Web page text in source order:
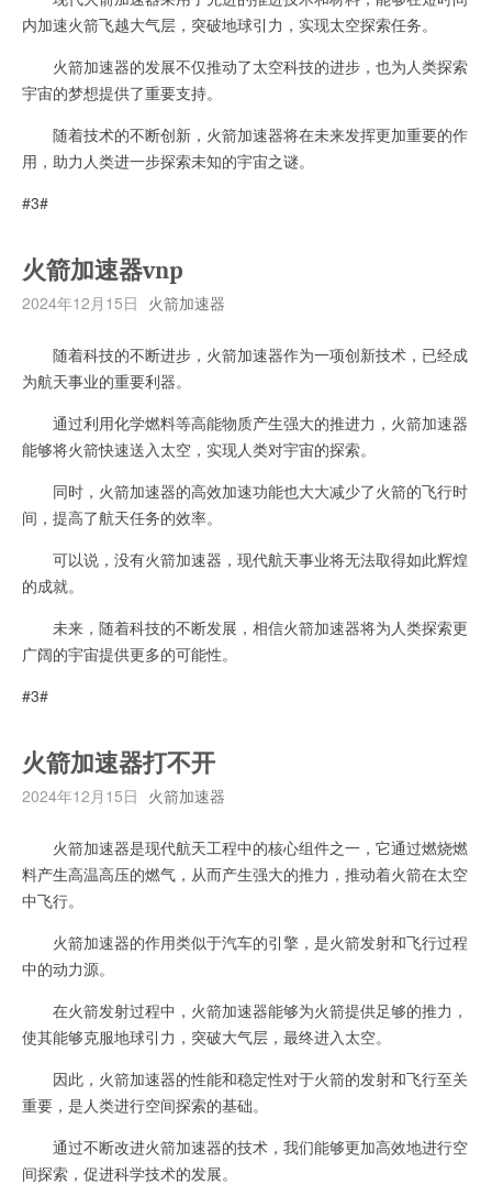
内加速火箭飞越大气层，突破地球引力，实现太空探索任务。
火箭加速器的发展不仅推动了太空科技的进步，也为人类探索
宇宙的梦想提供了重要支持。
随着技术的不断创新，火箭加速器将在未来发挥更加重要的作
用，助力人类进一步探索未知的宇宙之谜。
#3#
火箭加速器vnp
2024年12月15日 火箭加速器
随着科技的不断进步，火箭加速器作为一项创新技术，已经成
为航天事业的重要利器。
通过利用化学燃料等高能物质产生强大的推进力，火箭加速器
能够将火箭快速送入太空，实现人类对宇宙的探索。
同时，火箭加速器的高效加速功能也大大减少了火箭的飞行时
间，提高了航天任务的效率。
可以说，没有火箭加速器，现代航天事业将无法取得如此辉煌
的成就。
未来，随着科技的不断发展，相信火箭加速器将为人类探索更
广阔的宇宙提供更多的可能性。
#3#
火箭加速器打不开
2024年12月15日 火箭加速器
火箭加速器是现代航天工程中的核心组件之一，它通过燃烧燃
料产生高温高压的燃气，从而产生强大的推力，推动着火箭在太空
中飞行。
火箭加速器的作用类似于汽车的引擎，是火箭发射和飞行过程
中的动力源。
在火箭发射过程中，火箭加速器能够为火箭提供足够的推力，
使其能够克服地球引力，突破大气层，最终进入太空。
因此，火箭加速器的性能和稳定性对于火箭的发射和飞行至关
重要，是人类进行空间探索的基础。
通过不断改进火箭加速器的技术，我们能够更加高效地进行空
间探索，促进科学技术的发展。